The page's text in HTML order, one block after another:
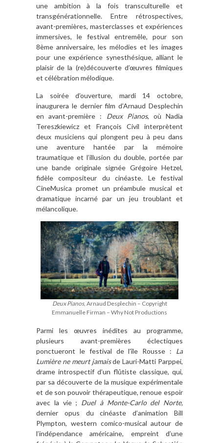
une ambition à la fois transculturelle et
transgénérationnelle. Entre rétrospectives,
avant-premières, masterclasses et expériences
immersives, le festival entremêle, pour son
8ème anniversaire, les mélodies et les images
pour une expérience synesthésique, alliant le
plaisir de la (re)découverte d’œuvres filmiques
et célébration mélodique.
La soirée d’ouverture, mardi 14 octobre,
inaugurera le dernier film d’Arnaud Desplechin
en avant-première : Deux Pianos, où Nadia
Tereszkiewicz et François Civil interprètent
deux musiciens qui plongent peu à peu dans
une aventure hantée par la mémoire
traumatique et l’illusion du double, portée par
une bande originale signée Grégoire Hetzel,
fidèle compositeur du cinéaste. Le festival
CineMusica promet un préambule musical et
dramatique incarné par un jeu troublant et
mélancolique.
Deux Pianos, Arnaud Desplechin – Copyright
Emmanuelle Firman – Why Not Productions
Parmi les œuvres inédites au programme,
plusieurs avant-premières éclectiques
ponctueront le festival de l’île Rousse : La
Lumière ne meurt jamaisde Lauri-Matti Parppei,
drame introspectif d’un flûtiste classique, qui,
par sa découverte de la musique expérimentale
et de son pouvoir thérapeutique, renoue espoir
avec la vie ; Duel à Monte-Carlo del Norte,
dernier opus du cinéaste d’animation Bill
Plympton, western comico-musical autour de
l’indépendance américaine, empreint d’une